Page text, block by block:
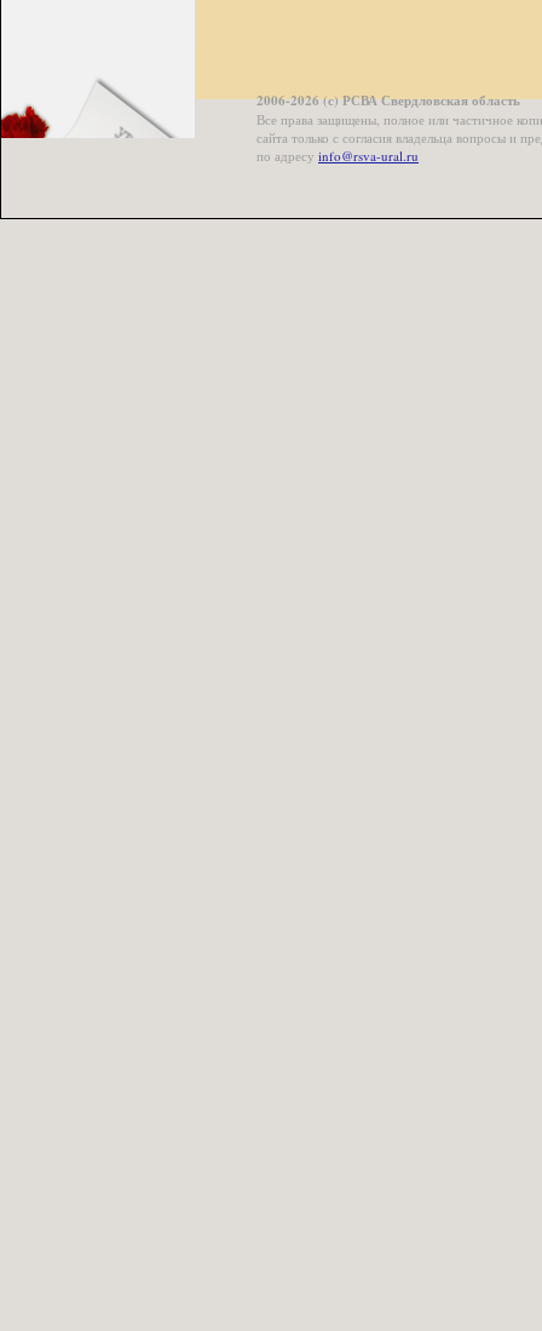
2006-2026 (с) РСВА Свердловская область
Все права защищены, полное или частичное
сайта только с согласия владельца вопросы и
по адресу info@rsva-ural.ru